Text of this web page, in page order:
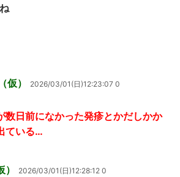
仮） 2026/03/01(日)12:23:07 0
数日前になかった発疹とかだしかか
ている…
2026/03/01(日)12:28:12 0